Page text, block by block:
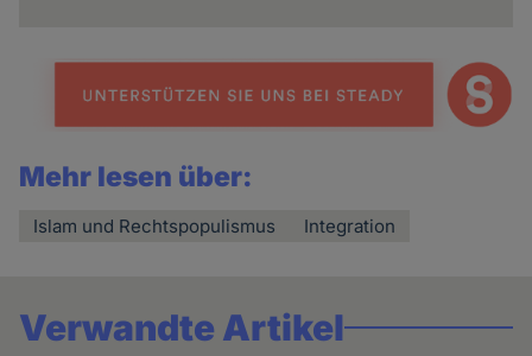
Mehr lesen über:
Islam und Rechtspopulismus Integration
Verwandte Artikel